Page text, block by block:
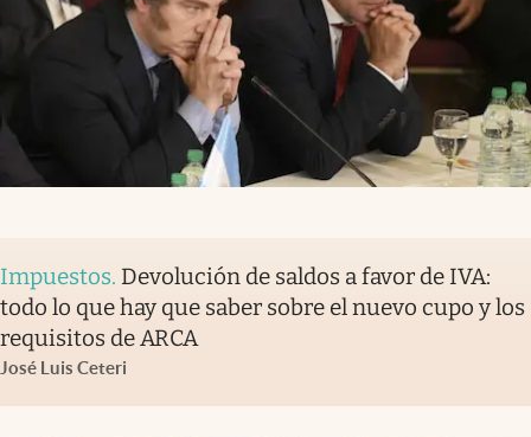
Impuestos. Devolución de saldos a favor de IVA:
todo lo que hay que saber sobre el nuevo cupo y los
requisitos de ARCA
José Luis Ceteri